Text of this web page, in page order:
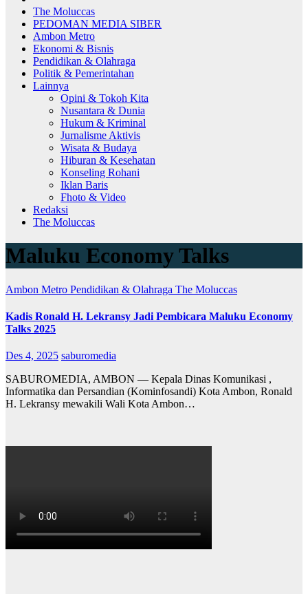
The Moluccas
PEDOMAN MEDIA SIBER
Ambon Metro
Ekonomi & Bisnis
Pendidikan & Olahraga
Politik & Pemerintahan
Lainnya
Opini & Tokoh Kita
Nusantara & Dunia
Hukum & Kriminal
Jurnalisme Aktivis
Wisata & Budaya
Hiburan & Kesehatan
Konseling Rohani
Iklan Baris
Fhoto & Video
Redaksi
The Moluccas
Maluku Economy Talks
Ambon Metro Pendidikan & Olahraga The Moluccas
Kadis Ronald H. Lekransy Jadi Pembicara Maluku Economy
Talks 2025
Des 4, 2025 saburomedia
SABUROMEDIA, AMBON — Kepala Dinas Komunikasi ,
Informatika dan Persandian (Kominfosandi) Kota Ambon, Ronald
H. Lekransy mewakili Wali Kota Ambon…